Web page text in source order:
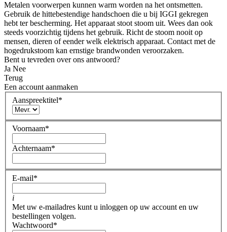
Metalen voorwerpen kunnen warm worden na het ontsmetten.
Gebruik de hittebestendige handschoen die u bij IGGI gekregen
hebt ter bescherming. Het apparaat stoot stoom uit. Wees dan ook
steeds voorzichtig tijdens het gebruik. Richt de stoom nooit op
mensen, dieren of eender welk elektrisch apparaat. Contact met de
hogedrukstoom kan ernstige brandwonden veroorzaken.
Bent u tevreden over ons antwoord?
Ja Nee
Terug
Een account aanmaken
Aanspreektitel*
Voornaam*
Achternaam*
E-mail*
i
Met uw e-mailadres kunt u inloggen op uw account en uw
bestellingen volgen.
Wachtwoord*